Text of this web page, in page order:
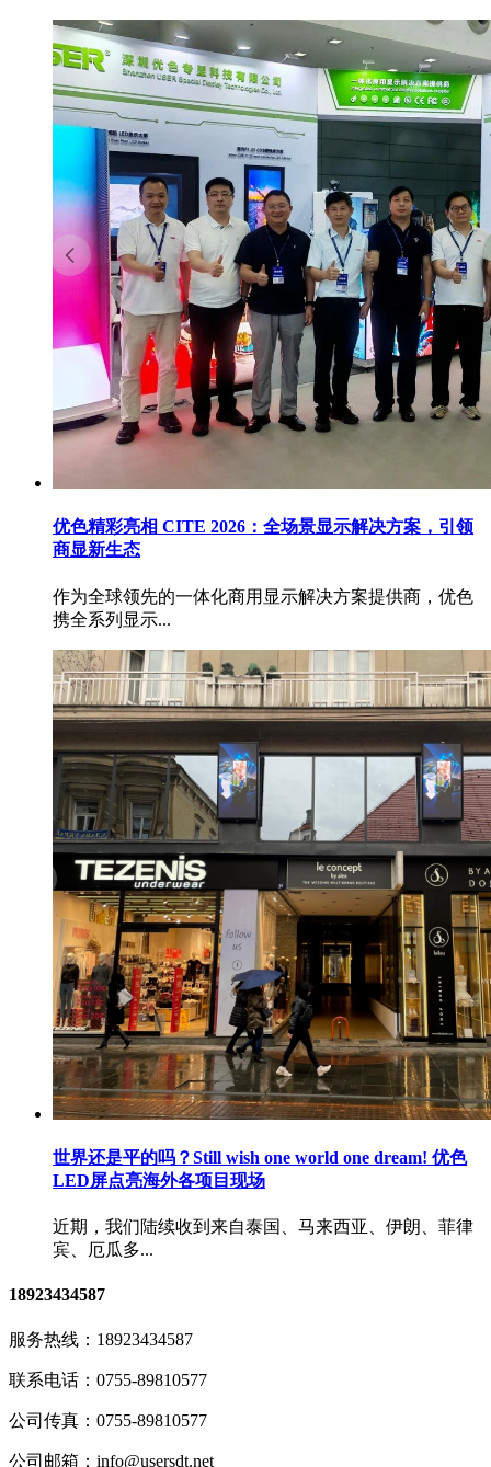
优色精彩亮相 CITE 2026：全场景显示解决方案，引领
商显新生态
作为全球领先的一体化商用显示解决方案提供商，优色
携全系列显示...
世界还是平的吗？Still wish one world one dream! 优色
LED屏点亮海外各项目现场
近期，我们陆续收到来自泰国、马来西亚、伊朗、菲律
宾、厄瓜多...
18923434587
服务热线： 18923434587
联系电话： 0755-89810577
公司传真： 0755-89810577
公司邮箱： info@usersdt.net